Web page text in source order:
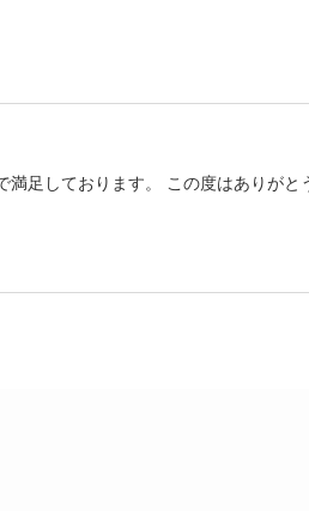
足しております。 この度はありがと